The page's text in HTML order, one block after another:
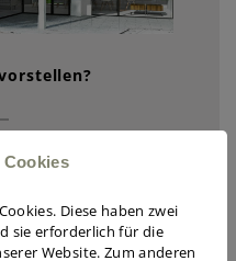
Diese haben zwei
sie erforderlich für die
Website. Zum anderen